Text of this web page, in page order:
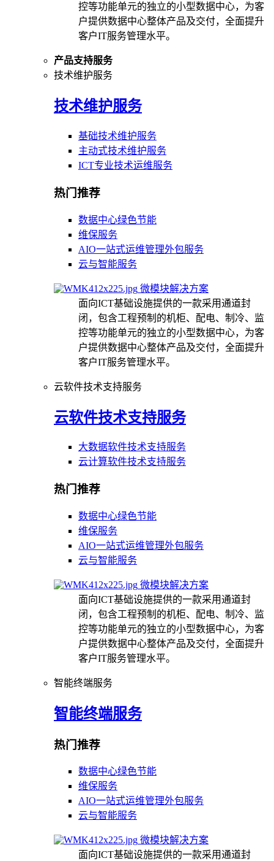
控等功能单元的独立的小型数据中心，为客
户提供数据中心整体产品及交付，全面提升
客户IT服务管理水平。
产品支持服务
技术维护服务
技术维护服务
基础技术维护服务
主动式技术维护服务
ICT专业技术运维服务
热门推荐
数据中心绿色节能
维保服务
AIO一站式运维管理外包服务
云与智能服务
微模块解决方案
面向ICT基础设施提供的一款采用通道封
闭，包含工程预制的机柜、配电、制冷、监
控等功能单元的独立的小型数据中心，为客
户提供数据中心整体产品及交付，全面提升
客户IT服务管理水平。
云软件技术支持服务
云软件技术支持服务
大数据软件技术支持服务
云计算软件技术支持服务
热门推荐
数据中心绿色节能
维保服务
AIO一站式运维管理外包服务
云与智能服务
微模块解决方案
面向ICT基础设施提供的一款采用通道封
闭，包含工程预制的机柜、配电、制冷、监
控等功能单元的独立的小型数据中心，为客
户提供数据中心整体产品及交付，全面提升
客户IT服务管理水平。
智能终端服务
智能终端服务
热门推荐
数据中心绿色节能
维保服务
AIO一站式运维管理外包服务
云与智能服务
微模块解决方案
面向ICT基础设施提供的一款采用通道封